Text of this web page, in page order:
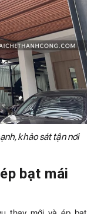
khảo sát tận nơi
bạt mái